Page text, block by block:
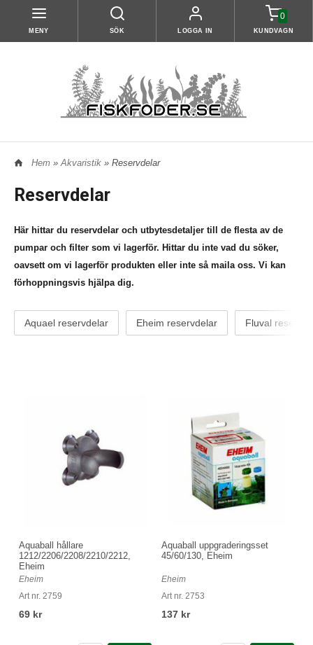
MENY SÖK LOGGA IN
0
KUNDVAGN
Hem » Akvaristik » Reservdelar
Reservdelar
Här hittar du reservdelar och utbytesdetaljer till de flesta av de
pumpar och filter som vi lagerför. Hittar du inte vad du söker,
oavsett om vi lagerför produkten eller inte så maila oss. Vi kan
förhoppningsvis hjälpa dig.
Aquael reservdelar Eheim reservdelar Fluval
Aquaball hållare
1212/2206/2208/2210/2212,
Eheim
Eheim
Art nr. 2759
69 kr
Aquaball uppgraderingsset
45/60/130, Eheim
Eheim
Art nr. 2753
137 kr